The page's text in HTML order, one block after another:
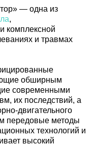
— одна из
,
комплексной
и травмах
обширным
современными
их последствий, а
двигательного
передовые методы
технологий и
высокий